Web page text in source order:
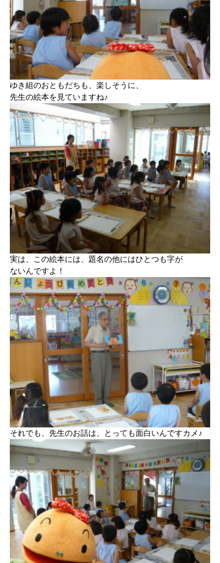
ゆき組のおともだちも、楽しそうに、
先生の絵本を見ていますね♪
実は、この絵本には、題名の他にはひとつも字が
ないんですよ！
それでも、先生のお話は、とっても面白いんですカメ♪